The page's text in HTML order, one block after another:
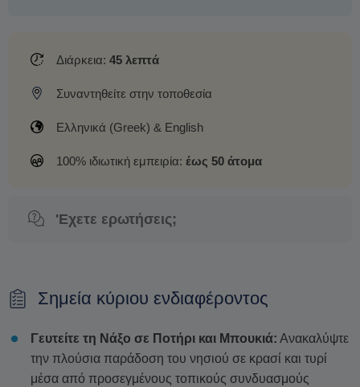
Διάρκεια: 45 λεπτά
Συναντηθείτε στην τοποθεσία
Ελληνικά (Greek) & English
100% ιδιωτική εμπειρία: έως 50 άτομα
'Εχετε ερωτήσεις;
Σημεία κύριου ενδιαφέροντος
Γευτείτε τη Νάξο σε Ποτήρι και Μπουκιά: Ανακαλύψτε
την πλούσια παράδοση του νησιού σε κρασί και τυρί
μέσα από προσεγμένους τοπικούς συνδυασμούς